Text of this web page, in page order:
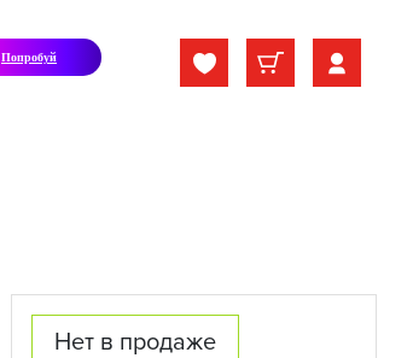
Попробуй
Нет в продаже